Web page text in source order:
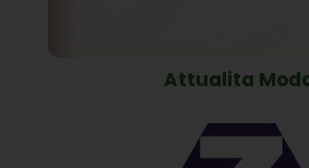
Attualita